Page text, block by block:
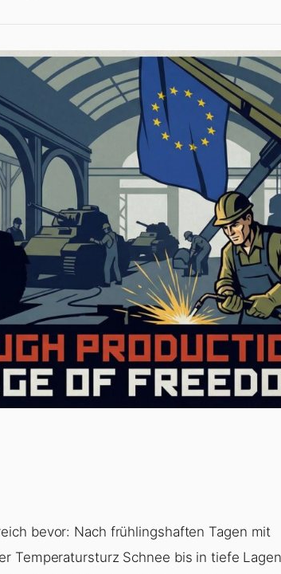
bevor: Nach frühlingshaften Tagen mit
Temperatursturz Schnee bis in tiefe